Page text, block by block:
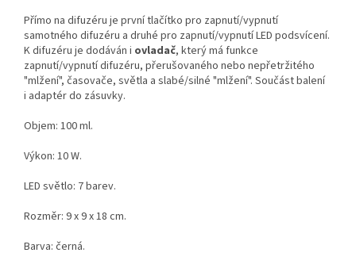
Přímo na difuzéru je první tlačítko pro zapnutí/vypnutí
samotného difuzéru a druhé pro zapnutí/vypnutí LED podsvícení.
K difuzéru je dodáván i ovladač, který má funkce
zapnutí/vypnutí difuzéru, přerušovaného nebo nepřetržitého
"mlžení", časovače, světla a slabé/silné "mlžení". Součást balení
i adaptér do zásuvky.
Objem: 100 ml.
Výkon: 10 W.
LED světlo: 7 barev.
Rozměr: 9 x 9 x 18 cm.
Barva: černá.